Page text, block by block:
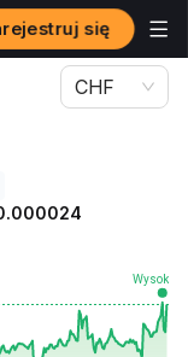
się
CHF